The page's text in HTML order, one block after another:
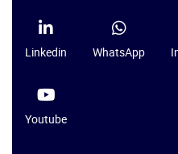
Linkedin WhatsApp
Youtube